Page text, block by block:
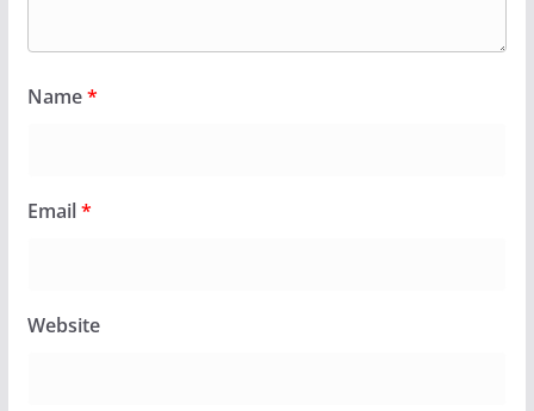
Name*
Email*
Website